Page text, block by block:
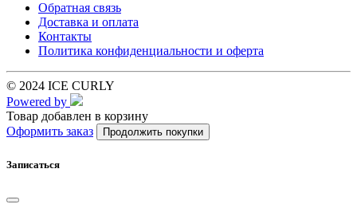
Обратная связь
Доставка и оплата
Контакты
Политика конфиденциальности и оферта
© 2024 ICE CURLY
Powered by
Товар добавлен в корзину
Оформить заказ
Продолжить покупки
Записаться